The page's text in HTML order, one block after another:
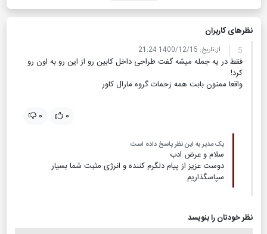
نظر‌های کاربران
5
از:تاریخ: 1400/12/15 21:24
فقط در یه جمله میشه گفت طراحی داخل کابین رو از این رو به اون رو
کرد!
واقعا ممنون بابت همه زحمات گروه مارال کاور
۰ ۰
یک مدیر به این نظر پاسخ داده است
سلام و عرض ادب
دوست عزیز از پیام دلگرم کننده و انرژی مثبت شما بسیار
سپاسگذاریم
نظر خودتان را بنویسد